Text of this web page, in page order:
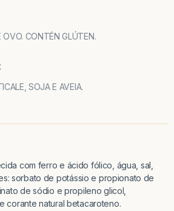
OVO. CONTÉN GLÚTEN.
SOJA E AVEIA.
com ferro e ácido fólico, água, sal,
sorbato de potássio e propionato de
de sódio e propileno glicol,
corante natural betacaroteno.